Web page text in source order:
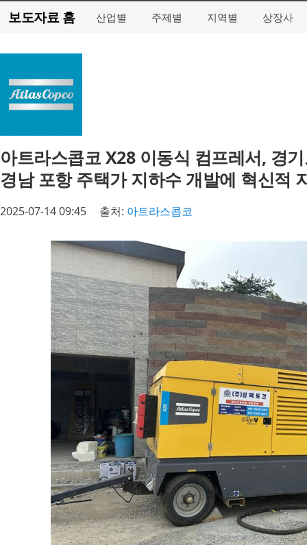
보도자료 홈 산업별 주제별 지역별 상장사
아트라스콥코 X28 이동식 컴프레서, 경
경남 포항 주택가 지하수 개발에 혁신적
2025-07-14 09:45 출처: 아트라스콥코